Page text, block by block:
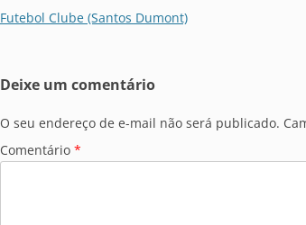
posts
Futebol Clube (Santos Dumont)
Deixe um comentário
O seu endereço de e-mail não será publicado.
Comentário *